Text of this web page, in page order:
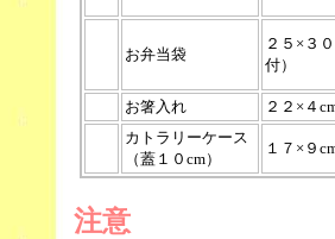
お弁当袋
２５×３
付）
お箸入れ
２２×４
カトラリーケース
（蓋１０cm）
１７×９
注意